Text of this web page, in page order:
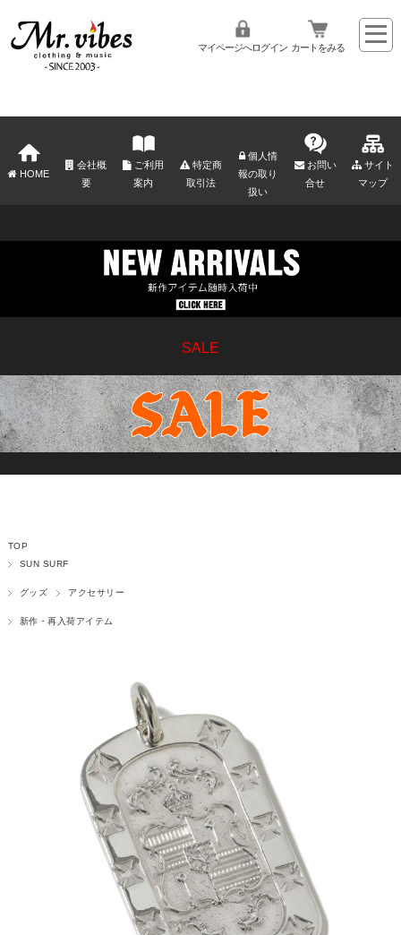
マイページへログイン カートをみる
HOME
会社概
要
ご利用
案内
特定商
取引法
個人情
報の取り
扱い
お問い
合せ
サイト
マップ
SALE
TOP
SUN SURF
グッズ アクセサリー
新作・再入荷アイテム